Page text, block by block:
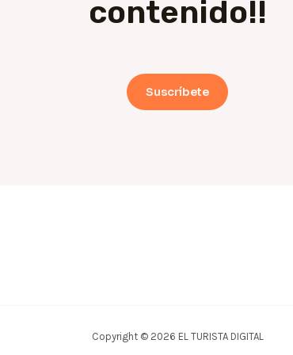
contenido!!
Suscríbete
Copyright © 2026 EL TURISTA DIGITAL